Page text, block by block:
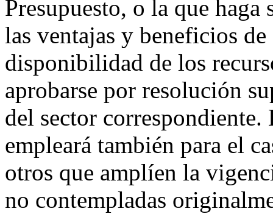
Presupuesto, o la que haga
las ventajas y beneficios
disponibilidad de los
aprobarse por resolución
del sector
empleará también para el
otros que amplíen la
no contempladas